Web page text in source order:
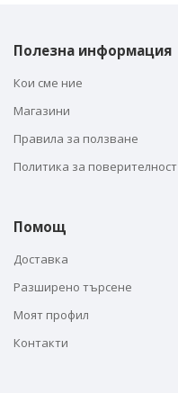
Полезна информация
Кои сме ние
Магазини
Правила за ползване
Политика за поверителност
Помощ
Доставка
Разширено търсене
Моят профил
Контакти